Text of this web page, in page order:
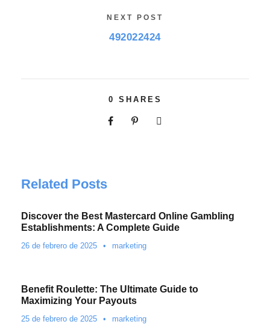
NEXT POST
492022424
0 SHARES
Related Posts
Discover the Best Mastercard Online Gambling
Establishments: A Complete Guide
26 de febrero de 2025 • marketing
Benefit Roulette: The Ultimate Guide to
Maximizing Your Payouts
25 de febrero de 2025 • marketing